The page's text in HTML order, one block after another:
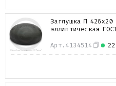
Арт. 4134514
Заглушка П
эллиптическая